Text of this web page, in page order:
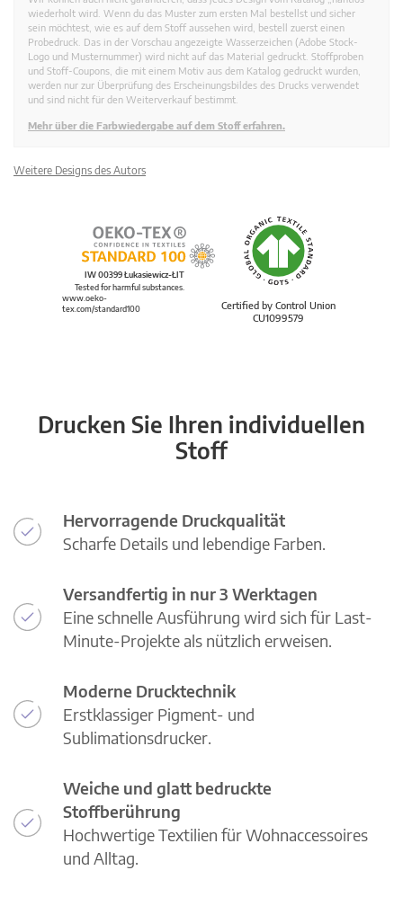
wiederholt wird. Wenn du das Muster zum ersten Mal bestellst und sicher
sein möchtest, wie es auf dem Stoff aussehen wird, bestell zuerst einen
Probedruck. Das in der Vorschau angezeigte Wasserzeichen (Adobe Stock-
Logo und Musternummer) wird nicht auf das Material gedruckt. Stoffproben
und Stoff-Coupons, die mit einem Motiv aus dem Katalog gedruckt wurden,
werden nur zur Überprüfung des Erscheinungsbildes des Drucks verwendet
und sind nicht für den Weiterverkauf bestimmt.
Mehr über die Farbwiedergabe auf dem Stoff erfahren.
Weitere Designs des Autors
Certified by Control Union
CU1099579
IW 00399 Łukasiewicz-ŁIT
Tested for harmful substances.
www.oeko-
tex.com/standard100
Drucken Sie Ihren individuellen
Stoff
Hervorragende Druckqualität
Scharfe Details und lebendige Farben.
Versandfertig in nur 3 Werktagen
Eine schnelle Ausführung wird sich für Last-
Minute-Projekte als nützlich erweisen.
Moderne Drucktechnik
Erstklassiger Pigment- und
Sublimationsdrucker.
Weiche und glatt bedruckte
Stoffberührung
Hochwertige Textilien für Wohnaccessoires
und Alltag.